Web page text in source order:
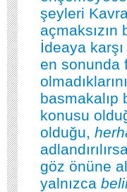
şeyleri
İdeaya
en sonunda
basmakalıp
konusu
olduğu,
göz önüne
yalnızca